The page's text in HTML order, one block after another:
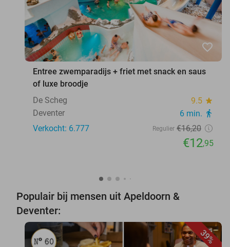
favorite_border
Entree zwemparadijs + friet met snack en saus
of luxe broodje
De Scheg
9.5 star
Deventer 6 min. directions_walk
Verkocht: 6.777 Regulier €16,20
€12,95
Populair bij mensen uit Apeldoorn &
Deventer:
39%